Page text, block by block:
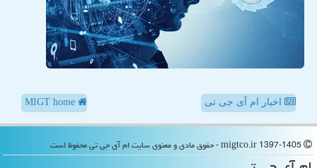
اخبار ام آی جی تی